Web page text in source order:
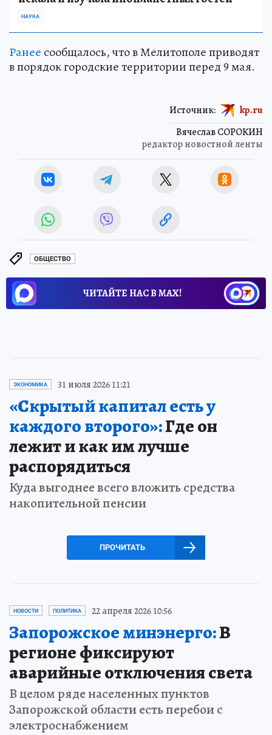
НАУКА
Ранее сообщалось, что в Мелитополе приводят
в порядок городские территории перед 9 мая.
Вячеслав СОРОКИН
редактор новостной ленты
Источник: kp.ru
ОБЩЕСТВО
ЧИТАЙТЕ НАС В МАХ!
ЭКОНОМИКА 31 июля 2026 11:21
«Скрытый капитал есть у
каждого второго»:Где он
лежит и как им лучше
распорядиться
Куда выгоднее всего вложить средства
накопительной пенсии
ПРОЧИТАТЬ
НОВОСТИ ПОЛИТИКА 22 апреля 2026 10:56
Запорожское минэнерго:В
регионе фиксируют
аварийные отключения света
В целом ряде населенных пунктов
Запорожской области есть перебои с
электроснабжением